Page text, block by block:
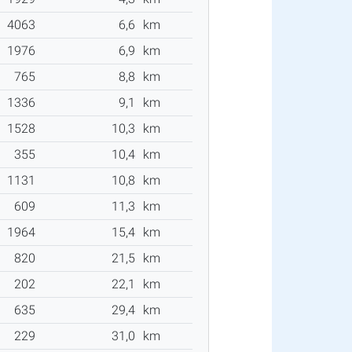
4063 6,6
km
1976 6,9
km
765 8,8
km
1336 9,1
km
1528 10,3
km
355 10,4 km
1131 10,8
km
609 11,3
km
1964 15,4 km
820 21,5 km
202 22,1
km
635 29,4 km
229 31,0
km